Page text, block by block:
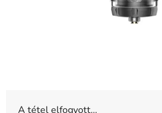
A tétel elfogyott…